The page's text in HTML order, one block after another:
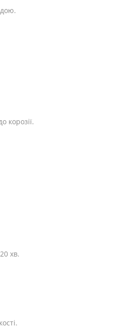
корозії.
хв.